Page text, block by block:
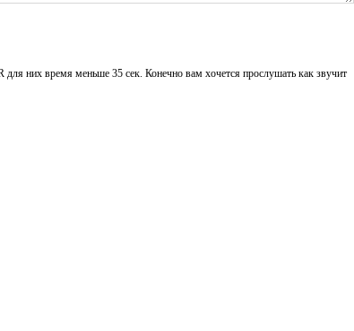
них время меньше 35 сек. Конечно вам хочется прослушать как звучит